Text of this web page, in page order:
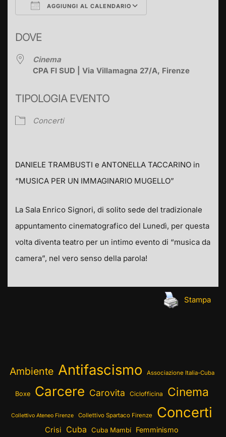
AGGIUNGI AL CALENDARIO
DOVE
Cinema
CPA FI SUD | Via Villamagna 27/A, Firenze
TIPOLOGIA EVENTO
Concerti
DANIELE TRAMBUSTI e ANTONELLA TACCARINO in
“MUSICA PER UN IMMAGINARIO MUGELLO”
La Sala Enrico Signori, di solito sede del tradizionale
appuntamento cinematografico del Lunedì, per questa
volta diventa teatro per un intimo evento di “musica da
camera”, nel vero senso della parola!
Stampa
Ambiente Antifascismo Associazione Italia-Cuba
Boxe Carcere Carovita Ciclofficina Cinema
Collettivo Ateneo Firenze Collettivo Spartaco Firenze Concerti
Crisi Cuba Cuba Mambí Femminismo